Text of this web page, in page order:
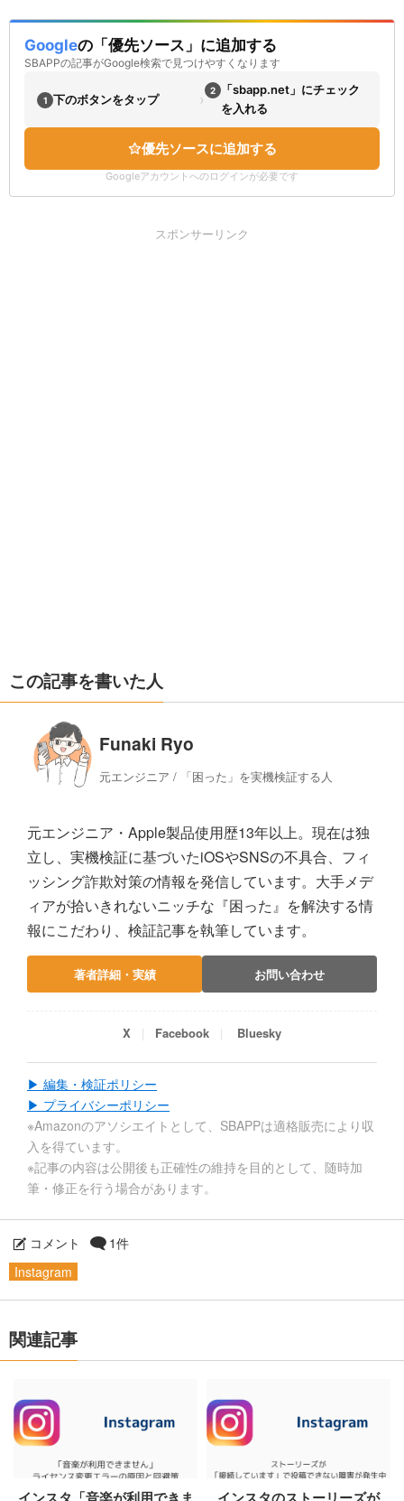
Googleの「優先ソース」に追加する
SBAPPの記事がGoogle検索で見つけやすくなります
1 下のボタンをタップ › 2
「sbapp.net」にチェック
を入れる
優先ソースに追加する
Googleアカウントへのログインが必要です
スポンサーリンク
この記事を書いた人
Funaki Ryo
元エンジニア / 「困った」を実機検証する人
元エンジニア・Apple製品使用歴13年以上。現在は独
立し、実機検証に基づいたiOSやSNSの不具合、フィ
ッシング詐欺対策の情報を発信しています。大手メデ
ィアが拾いきれないニッチな『困った』を解決する情
報にこだわり、検証記事を執筆しています。
著者詳細・実績 お問い合わせ
X Facebook Bluesky
▶ 編集・検証ポリシー
▶ プライバシーポリシー
※Amazonのアソシエイトとして、SBAPPは適格販売により収
入を得ています。
※記事の内容は公開後も正確性の維持を目的として、随時加
筆・修正を行う場合があります。
コメント
1件
Instagram
関連記事